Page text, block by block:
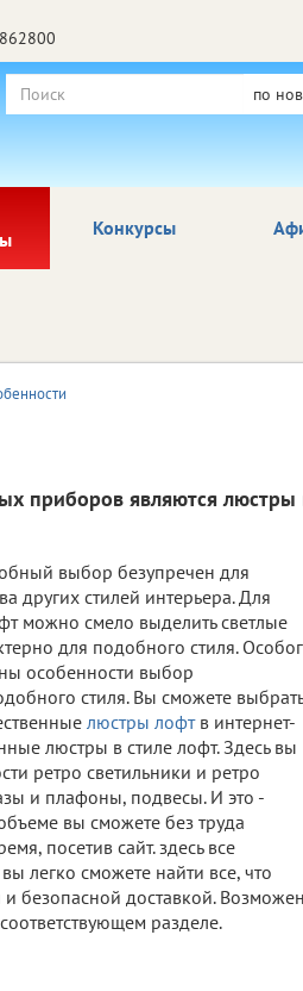
по
Конкурсы
приборов являются люстры
выбор безупречен для
других стилей интерьера. Для
можно смело выделить светлые
для подобного стиля.
особенности выбор
стиля. Вы сможете выбрать
люстры лофтв интернет-
люстры в стиле лофт. Здесь вы
ретро светильники и ретро
и плафоны, подвесы. И это -
вы сможете без труда
посетив сайт. здесь все
легко сможете найти все, что
безопасной доставкой. Возможен
разделе.